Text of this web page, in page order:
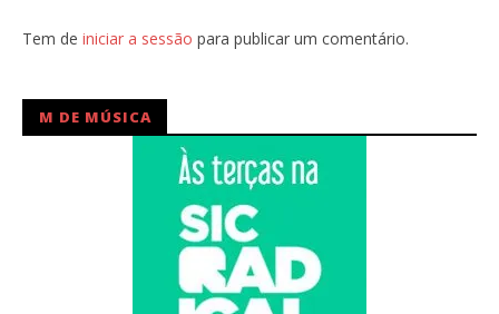
Tem de iniciar a sessão para publicar um comentário.
M DE MÚSICA